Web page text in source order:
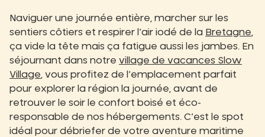
Naviguer une journée entière, marcher sur les
sentiers côtiers et respirer l’air iodé de la Bretagne,
ça vide la tête mais ça fatigue aussi les jambes. En
séjournant dans notre village de vacances Slow
Village, vous profitez de l’emplacement parfait
pour explorer la région la journée, avant de
retrouver le soir le confort boisé et éco-
responsable de nos hébergements. C’est le spot
idéal pour débriefer de votre aventure maritime